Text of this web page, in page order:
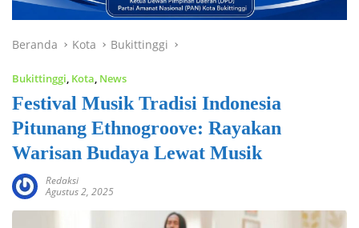
Beranda Kota Bukittinggi
Bukittinggi Kota News
Festival Musik Tradisi Indonesia
Pitunang Ethnogroove: Rayakan
Warisan Budaya Lewat Musik
Redaksi
Agustus 2, 2025